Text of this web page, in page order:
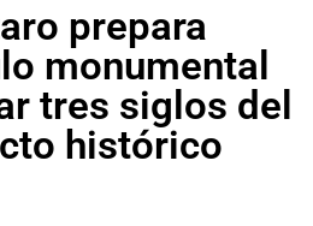
prepara
monumental
tres siglos del
histórico